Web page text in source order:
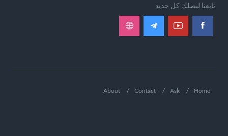
تابعنا ليصلك كل جديد
Home
Ask
Contact
About